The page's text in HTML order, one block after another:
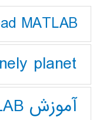
MATLAB
planet
آموزش MATLAB